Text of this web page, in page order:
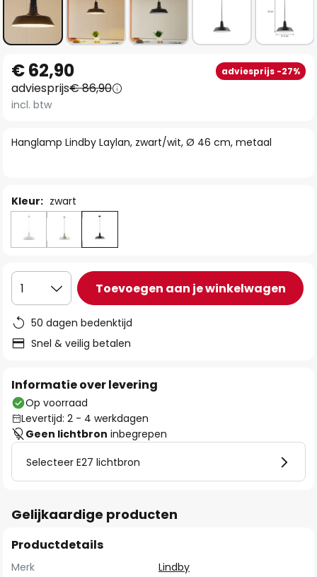
naar
het
begin
de
Hanglamp Lindby Laylan, zwart/wit, Ø 46 cm, metaal
€ 62,90 adviesprijs -27%
adviesprijs€ 86,90
incl. btw
Kleur: zwart
1 Toevoegen aan je winkelwagen
50 dagen bedenktijd
Snel & veilig betalen
Informatie over levering
Op voorraad
Levertijd: 2 - 4 werkdagen
Geen lichtbron inbegrepen
Selecteer E27 lichtbron
Gelijkaardige producten
Productdetails
Merk
Lindby